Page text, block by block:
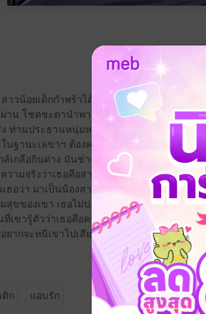
าวน้อยเด็กกำพร้าได้รับความช่วยเหลือจากพี่
าน โชคชะตานำพาให้ได้มาพบกับเขาอีกครั้งใน
ท่านประธานหนุ่มหล่อ อนาคตไกล ไม่เคยขา
นฐานะเลขาฯ ต้องคอยแก้ปัญหาเวลาเขาผิดนั
ล้เกลือกินด่าง มันช่างเข้ากันกับเขาได้ดีจริงๆ
วามจริงว่าเธอคือสาวน้อยที่เคยเจอเมื่อสิบกว่าปี
ธอว่า มาเป็นน้องสาวบุญธรรมของเขาเถอะ
สุขของเขา เธอไม่ปฏิเสธ ในฐานะเลขาฯ และ
เขารู้ตัวว่าเธอคือคนที่ตามหามาทั้งชีวิต
ยากจะหนีเขาไปเสียอย่างนั้น
ก แอบรัก